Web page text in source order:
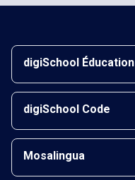
digiSchool Éducation
digiSchool Code
Mosalingua